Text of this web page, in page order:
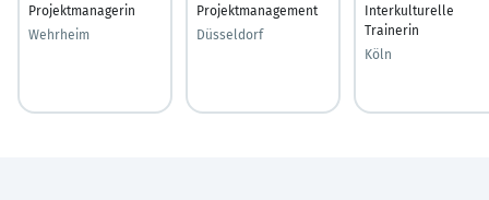
Projektmanagerin
Wehrheim
Projektmanagement
Düsseldorf
Interkulturelle
Trainerin
Köln